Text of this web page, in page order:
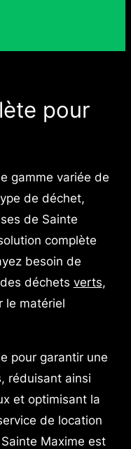
pour
gamme variée de
de déchet,
de Sainte
complète
besoin de
déchets verts,
le matériel
pour garantir une
réduisant ainsi
et optimisant la
de location
Maxime est